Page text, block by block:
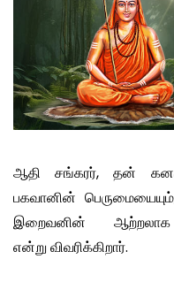
ஆதி சங்கரர், தன்
பகவானின்
இறைவனின்
என்று விவரிக்கிறார்.